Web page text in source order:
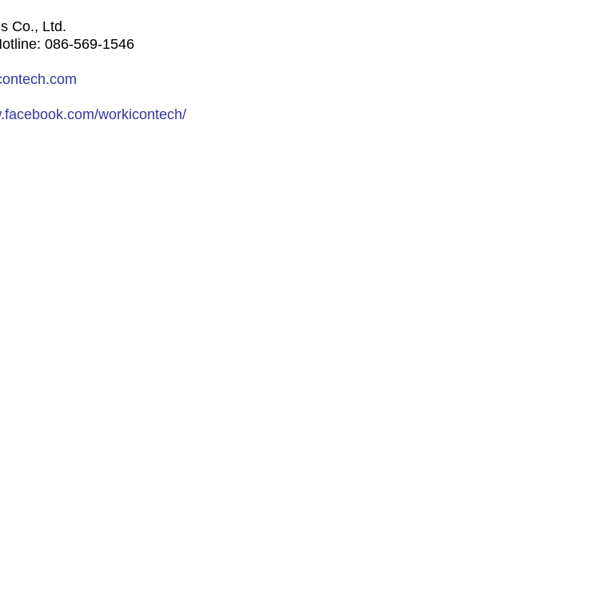
Co., Ltd.
086-569-1546
workicontech/